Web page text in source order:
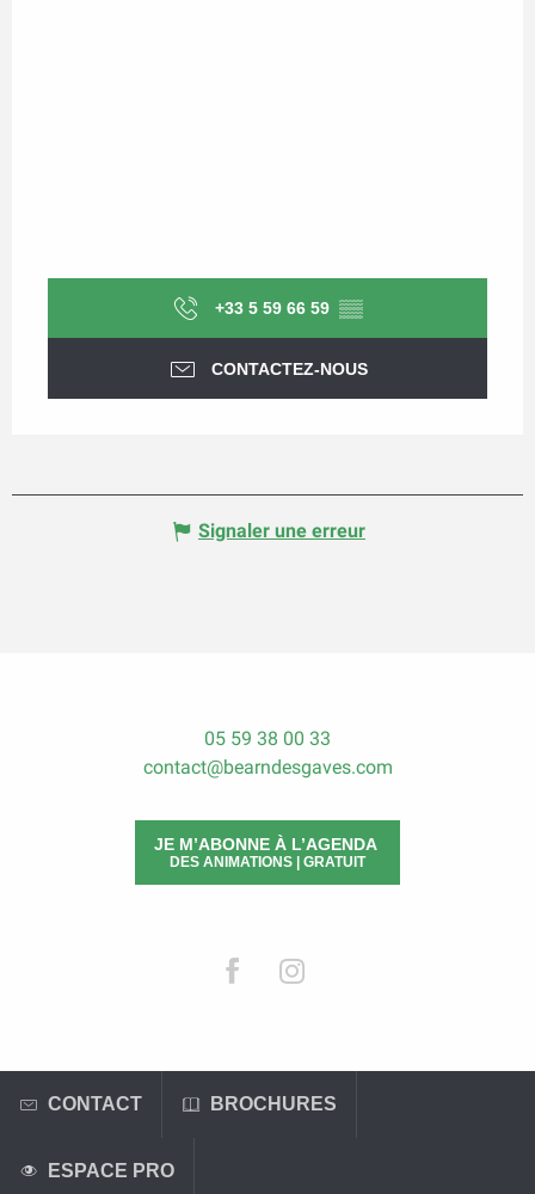
+33 5 59 66 59 ▒▒
CONTACTEZ-NOUS
Signaler une erreur
05 59 38 00 33
contact@bearndesgaves.com
JE M’ABONNE À L’AGENDA
DES ANIMATIONS | GRATUIT
CONTACT BROCHURES
ESPACE PRO